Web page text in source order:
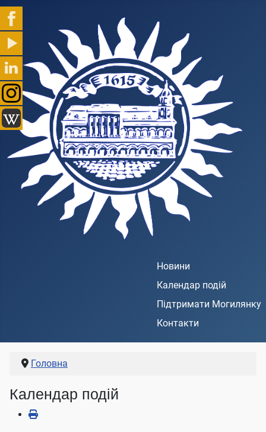
Новини
Календар подій
Підтримати Могилянку
Контакти
Головна
Календар подій